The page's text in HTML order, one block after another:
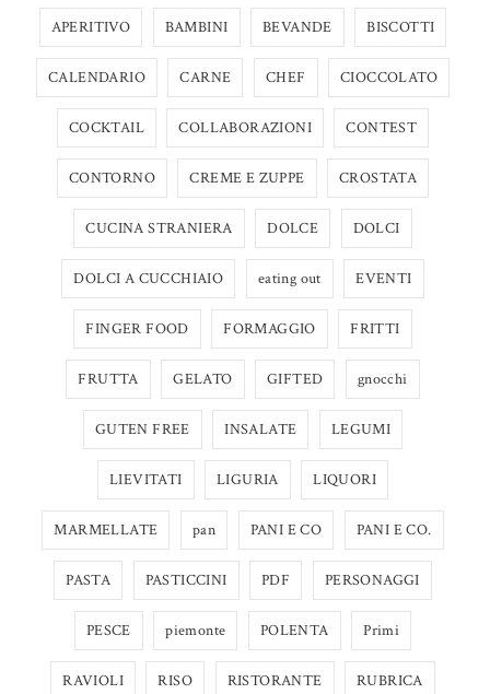
APERITIVO BAMBINI BEVANDE BISCOTTI
CALENDARIO CARNE CHEF CIOCCOLATO
COCKTAIL COLLABORAZIONI CONTEST
CONTORNO CREME E ZUPPE CROSTATA
CUCINA STRANIERA DOLCE DOLCI
DOLCI A CUCCHIAIO eating out EVENTI
FINGER FOOD FORMAGGIO FRITTI
FRUTTA GELATO GIFTED gnocchi
GUTEN FREE INSALATE LEGUMI
LIEVITATI LIGURIA LIQUORI
MARMELLATE pan PANI E CO PANI E CO.
PASTA PASTICCINI PDF PERSONAGGI
PESCE piemonte POLENTA Primi
RAVIOLI RISO RISTORANTE RUBRICA